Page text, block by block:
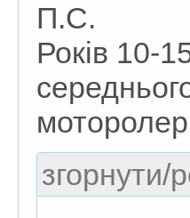
П.С.
Років 10-
моторолер
згорнути/